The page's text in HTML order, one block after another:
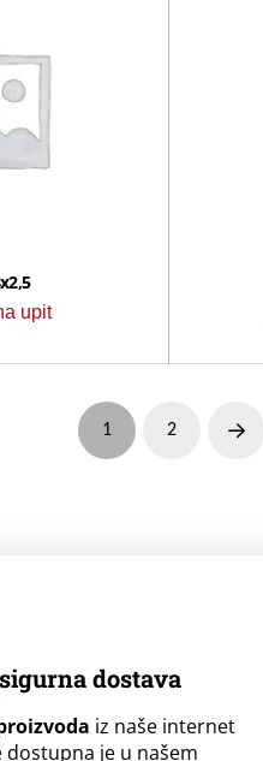
upit
1 2 Next
dostava
iz naše internet
je u našem